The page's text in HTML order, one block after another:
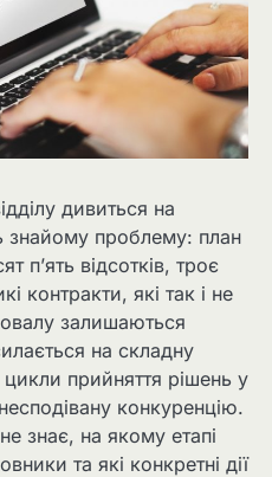
дивиться на
знайому проблему: план
п’ять відсотків, троє
контракти, які так і не
залишаються
на складну
прийняття рішень у
конкуренцію.
знає, на якому етапі
та які конкретні дії